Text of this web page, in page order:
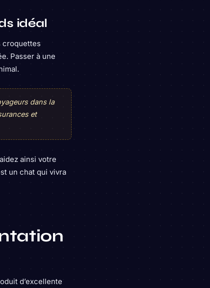
idéal
croquettes
Passer à une
dans la
et
ainsi votre
un chat qui vivra
d’excellente